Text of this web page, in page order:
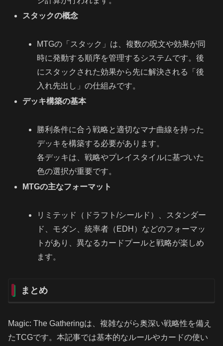
スタックの概念
MTGの「スタック」は、複数の呪文や効果が同
時に発動する順序を管理するシステムです。後
にスタックされた効果から先に解決される「後
入れ先出し」の仕組みです。
デッキ構築の基本
勝利条件に合う戦略と適切なマナ曲線を持った
デッキを構築する必要があります。
各デッキは、戦略やプレイスタイルに基づいた
色の選択が重要です。
MTGの主なフォーマット
リミテッド（ドラフト/シールド）、スタンダー
ド、モダン、統率者（EDH）などのフォーマッ
トがあり、異なるカードプールと戦略が楽しめ
ます。
まとめ
Magic: The Gatheringは、複雑ながら奥深い戦略性を備え
たTCGです。本記事では基本的なルールやカードの使い